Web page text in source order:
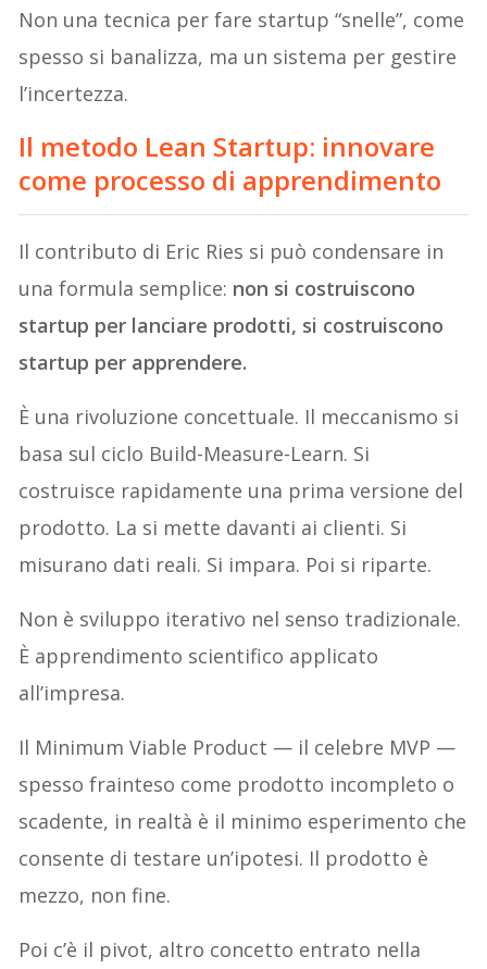
Non una tecnica per fare startup “snelle”, come
spesso si banalizza, ma un sistema per gestire
l’incertezza.
Il metodo Lean Startup: innovare
come processo di apprendimento
Il contributo di Eric Ries si può condensare in
una formula semplice: non si costruiscono
startup per lanciare prodotti, si costruiscono
startup per apprendere.
È una rivoluzione concettuale. Il meccanismo si
basa sul ciclo Build-Measure-Learn. Si
costruisce rapidamente una prima versione del
prodotto. La si mette davanti ai clienti. Si
misurano dati reali. Si impara. Poi si riparte.
Non è sviluppo iterativo nel senso tradizionale.
È apprendimento scientifico applicato
all’impresa.
Il Minimum Viable Product — il celebre MVP —
spesso frainteso come prodotto incompleto o
scadente, in realtà è il minimo esperimento che
consente di testare un’ipotesi. Il prodotto è
mezzo, non fine.
Poi c’è il pivot, altro concetto entrato nella